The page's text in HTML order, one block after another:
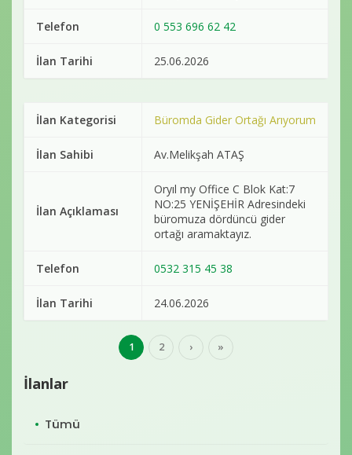
Telefon 0 553 696 62 42
İlan Tarihi 25.06.2026
İlan Kategorisi Büromda Gider Ortağı Arıyorum
İlan Sahibi Av.Melikşah ATAŞ
İlan Açıklaması
Oryıl my Office C Blok Kat:7
NO:25 YENİŞEHİR Adresindeki
büromuza dördüncü gider
ortağı aramaktayız.
Telefon 0532 315 45 38
İlan Tarihi 24.06.2026
1 2 › »
İlanlar
Tümü